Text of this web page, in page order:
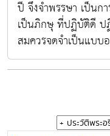
ปี จึงจำพรรษา เป็นก
เป็นภิกษุ ที่ปฏิบัติดี ป
สมควรจดจำเป็นแบบ